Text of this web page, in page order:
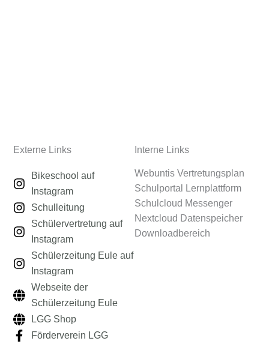
Interne Links
Webuntis Vertretungsplan
Schulportal Lernplattform
Schulcloud Messenger
Nextcloud Datenspeicher
Downloadbereich
Externe Links
Bikeschool auf
Instagram
Schulleitung
Schülervertretung auf
Instagram
Schülerzeitung Eule auf
Instagram
Webseite der
Schülerzeitung Eule
LGG Shop
Förderverein LGG